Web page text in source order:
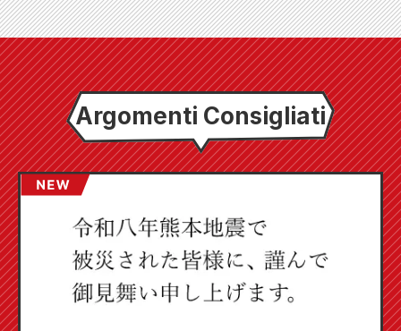
Argomenti Consigliati